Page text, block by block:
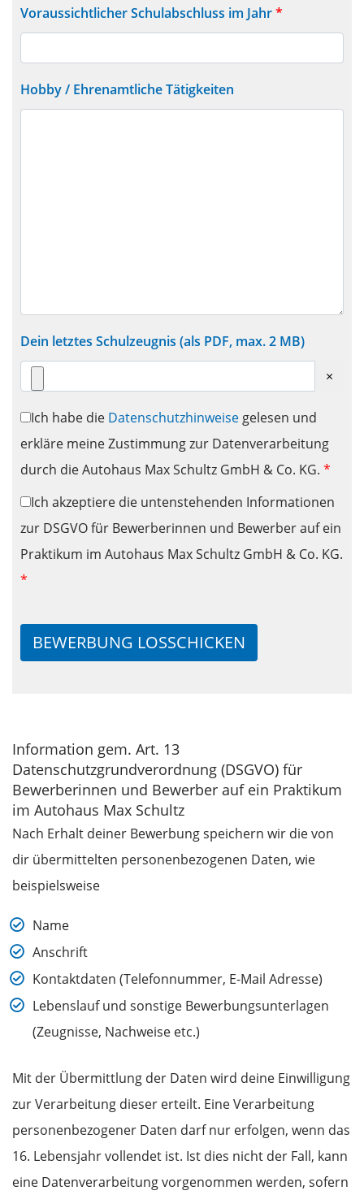
Voraussichtlicher Schulabschluss im Jahr*
Hobby / Ehrenamtliche Tätigkeiten
Dein letztes Schulzeugnis (als PDF, max. 2 MB)
×
Bitte nicht ausfüllen
Ich habe die Datenschutzhinweise gelesen und
erkläre meine Zustimmung zur Datenverarbeitung
durch die Autohaus Max Schultz GmbH & Co. KG. *
Ich akzeptiere die untenstehenden Informationen
zur DSGVO für Bewerberinnen und Bewerber auf ein
Praktikum im Autohaus Max Schultz GmbH & Co. KG.
*
BEWERBUNG LOSSCHICKEN
Information gem. Art. 13
Datenschutzgrundverordnung (DSGVO) für
Bewerberinnen und Bewerber auf ein Praktikum
im Autohaus Max Schultz
Nach Erhalt deiner Bewerbung speichern wir die von
dir übermittelten personenbezogenen Daten, wie
beispielsweise
Name
Anschrift
Kontaktdaten (Telefonnummer, E-Mail Adresse)
Lebenslauf und sonstige Bewerbungsunterlagen
(Zeugnisse, Nachweise etc.)
Mit der Übermittlung der Daten wird deine Einwilligung
zur Verarbeitung dieser erteilt. Eine Verarbeitung
personenbezogener Daten darf nur erfolgen, wenn das
16. Lebensjahr vollendet ist. Ist dies nicht der Fall, kann
eine Datenverarbeitung vorgenommen werden, sofern